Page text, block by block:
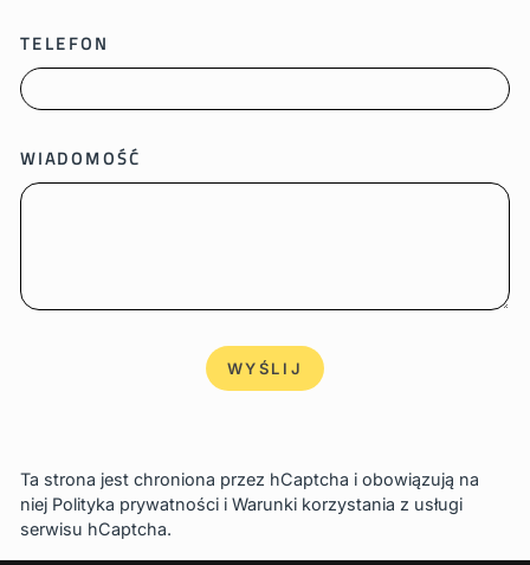
TELEFON
WIADOMOŚĆ
WYŚLIJ
Ta strona jest chroniona przez hCaptcha i obowiązują na
niej Polityka prywatności i Warunki korzystania z usługi
serwisu hCaptcha.